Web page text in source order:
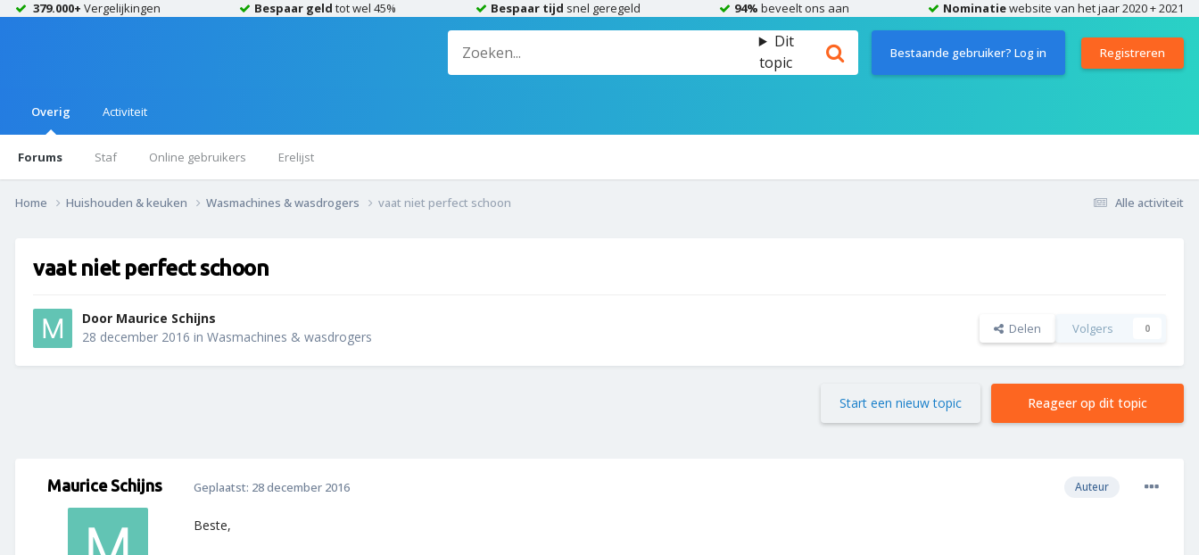
379.000+ Vergelijkingen Bespaar geld tot wel 45% Bespaar tijd snel geregeld 94% beveelt ons aan Nominatiewebsite van het jaar 2020 + 2021
Dit
topic
Bestaande gebruiker? Log in Registreren
Overig
Forums Staf Online gebruikers Erelijst
Activiteit
Alle activiteit
Home Huishouden & keuken Wasmachines & wasdrogers vaat niet perfect schoon
vaat niet perfect schoon
Door Maurice Schijns
28 december 2016 in Wasmachines & wasdrogers Delen Volgers 0
Reageer op dit topic
Start een nieuw topic
Maurice Schijns Auteur
Geplaatst: 28 december 2016
Beste,